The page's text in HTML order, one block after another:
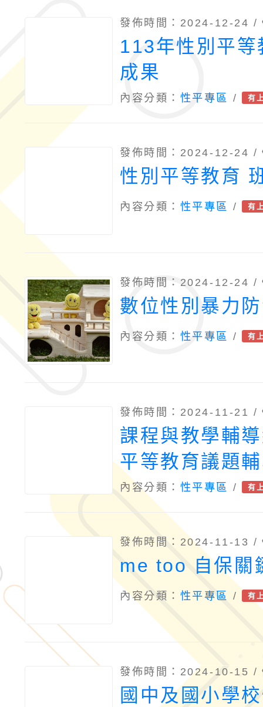
發佈時間：2024-12-24 /
113年性別平等
成果
內容分類： 性平專區 / 有
發佈時間：2024-12-24 /
性別平等教育
內容分類： 性平專區 / 有
發佈時間：2024-12-24 /
數位性別暴力
內容分類： 性平專區 / 有
發佈時間：2024-11-21 /
課程與教學輔
平等教育議題
舉辦之「113學
平等教育課程
選實施計畫」
內容分類： 性平專區 / 有
發佈時間：2024-11-13 /
me too 自保關
內容分類： 性平專區 / 有
發佈時間：2024-10-15 /
國中及國小學